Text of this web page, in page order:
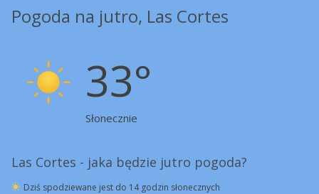
Pogoda na jutro, Las Cortes
33°
Słonecznie
Las Cortes - jaka będzie jutro pogoda?
Dziś spodziewane jest do 14 godzin słonecznych